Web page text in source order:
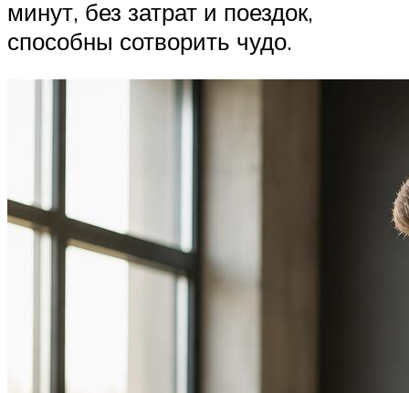
минут, без затрат и поездок,
способны сотворить чудо.